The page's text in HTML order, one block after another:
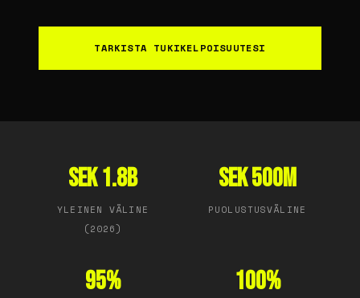
TARKISTA TUKIKELPOISUUTESI
SEK 1.8B
YLEINEN VÄLINE
(2026)
SEK 500M
PUOLUSTUSVÄLINE
95% 100%